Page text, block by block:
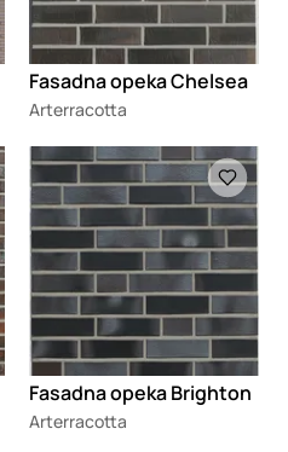
Fasadna opeka Chelsea
Arterracotta
Loading
Fasadna opeka Brighton
Arterracotta